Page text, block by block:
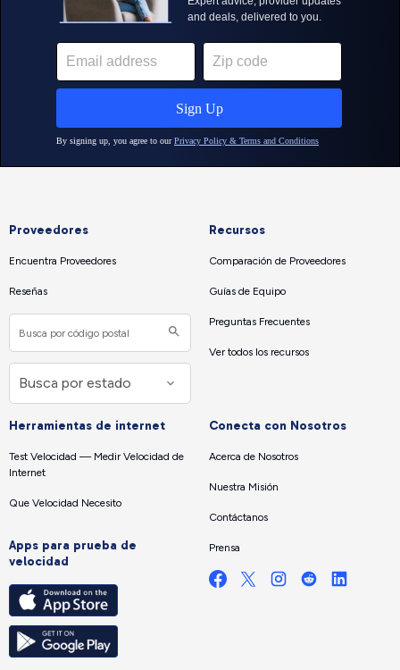
Proveedores
Encuentra Proveedores
Reseñas
Recursos
Comparación de Proveedores
Guías de Equipo
Preguntas Frecuentes
Ver todos los recursos
Herramientas de internet
Test Velocidad — Medir Velocidad de
Internet
Que Velocidad Necesito
Apps para prueba de
velocidad
Conecta con Nosotros
Acerca de Nosotros
Nuestra Misión
Contáctanos
Prensa